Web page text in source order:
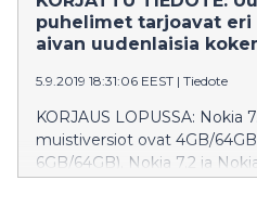
puhelimet tarjoavat
aivan uudenlaisia
5.9.2019 18:31:06 EEST | Tiedote
KORJAUS LOPUSSA: Nokia
muistiversiot ovat 4GB/
6GB/64GB). Nokia 7.2 ja